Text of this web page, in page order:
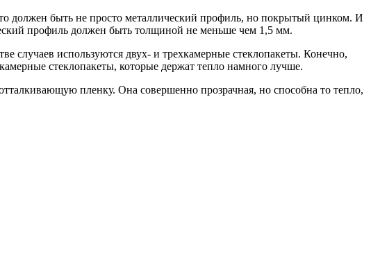
должен быть не просто металлический профиль, но покрытый цинком. И
профиль должен быть толщиной не меньше чем 1,5 мм.
случаев используются двух- и трехкамерные стеклопакеты. Конечно,
стеклопакеты, которые держат тепло намного лучше.
пленку. Она совершенно прозрачная, но способна то тепло,